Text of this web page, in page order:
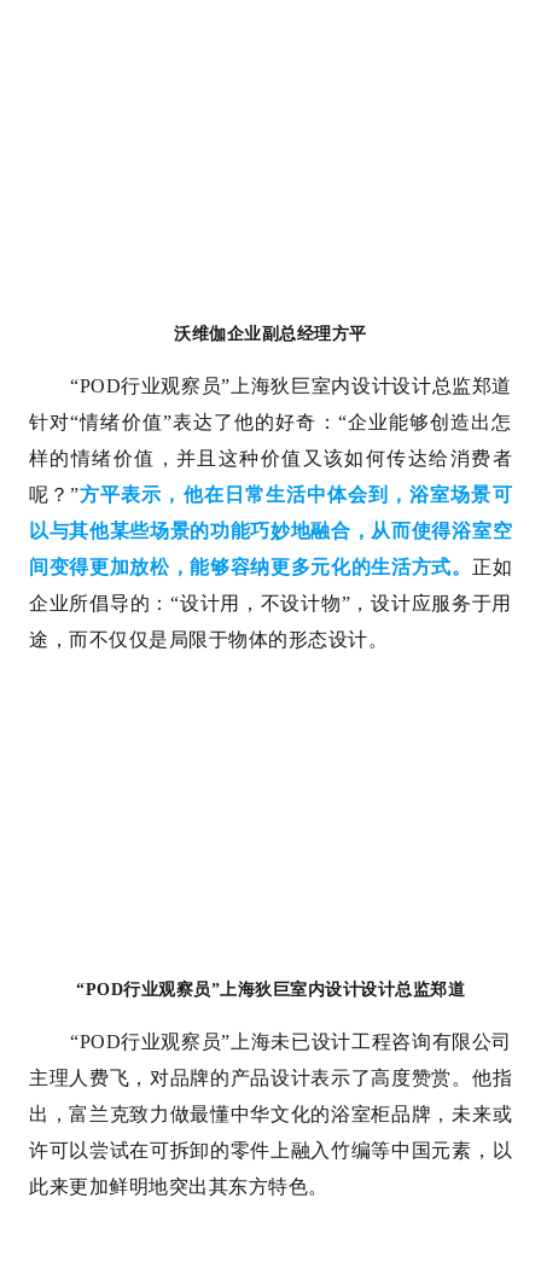
沃维伽企业副总经理方平
“POD行业观察员”上海狄巨室内设计设计总监郑道
针对“情绪价值”表达了他的好奇：“企业能够创造出怎
样的情绪价值，并且这种价值又该如何传达给消费者
呢？”方平表示，他在日常生活中体会到，浴室场景可
以与其他某些场景的功能巧妙地融合，从而使得浴室空
间变得更加放松，能够容纳更多元化的生活方式。 正如
企业所倡导的：“设计用，不设计物”，设计应服务于用
途，而不仅仅是局限于物体的形态设计。
“POD行业观察员”上海狄巨室内设计设计总监郑道
“POD行业观察员”上海未已设计工程咨询有限公司
主理人费飞，对品牌的产品设计表示了高度赞赏。他指
出，富兰克致力做最懂中华文化的浴室柜品牌，未来或
许可以尝试在可拆卸的零件上融入竹编等中国元素，以
此来更加鲜明地突出其东方特色。